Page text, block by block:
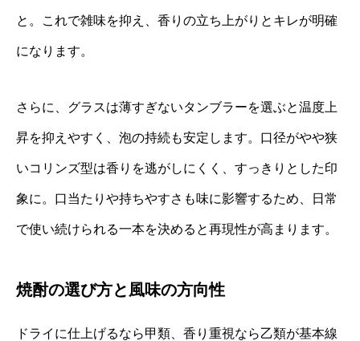
と。これで雑味を抑え、香りの立ち上がりとキレが明確
になります。
さらに、グラスは薄すぎないタンブラーを選ぶと温度上
昇を抑えやすく、泡の持続も安定します。口径がやや狭
いコリンズ型は香りを逃がしにくく、すっきりとした印
象に。口当たりや持ちやすさも味に影響するため、日常
で使い続けられる一本を決めると再現性が高まります。
焼酎の選び方と風味の方向性
ドライに仕上げるなら甲類、香り重視なら乙類が基本線